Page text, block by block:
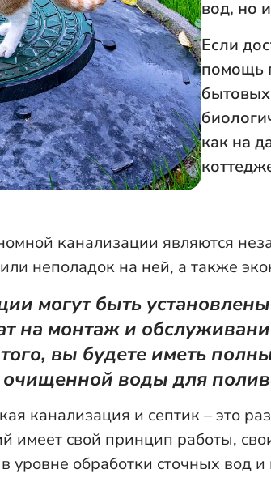
вод, но
Если
помощь
как на
канализации являются
неполадок на ней, а также
могут быть
на монтаж и
вы будете иметь
воды для
канализация и септик – это
имеет свой принцип работы,
обработки сточных вод